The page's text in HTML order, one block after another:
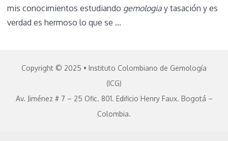
mis conocimientos estudiando gemologiay tasación y es
verdad es hermoso lo que se ...
Copyright © 2025 • Instituto Colombiano de Gemología
(ICG)
Av. Jiménez # 7 – 25 Ofic. 801. Edificio Henry Faux. Bogotá –
Colombia.